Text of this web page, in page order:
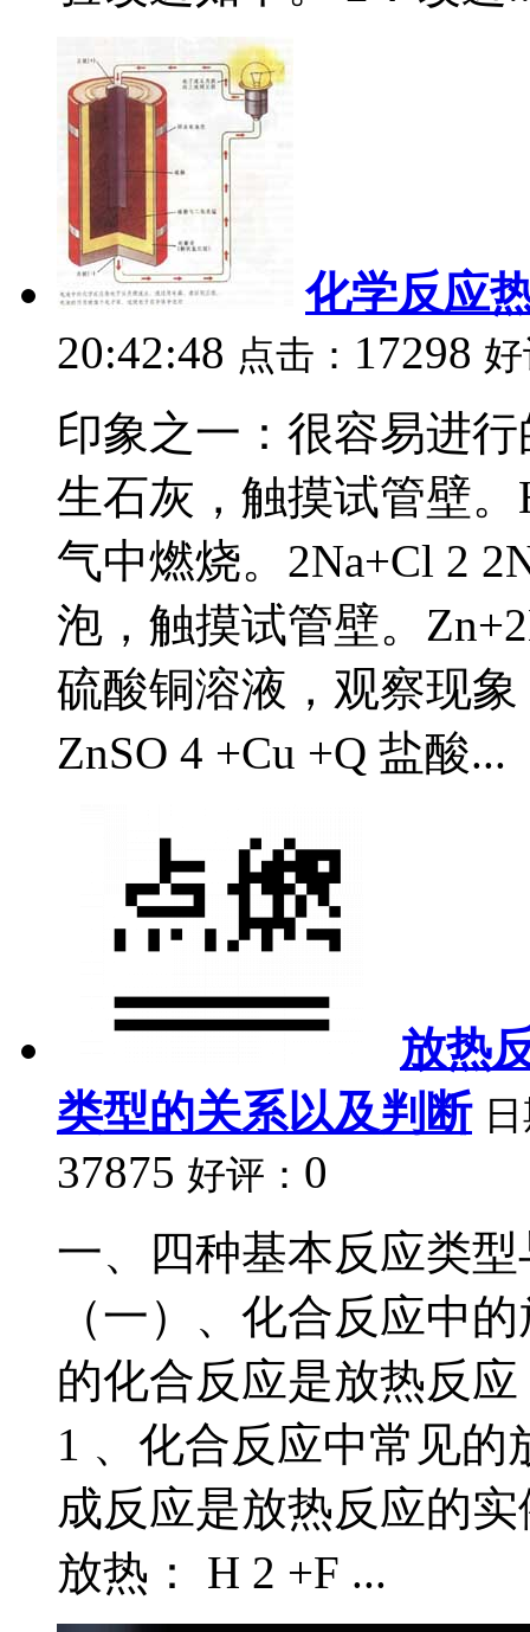
化学反应
20:42:48 点击： 17298
印象之一：很容易进
生石灰，触摸试管壁。
气中燃烧。2Na+Cl 2
泡，触摸试管壁。
硫酸铜溶液，观察现
ZnSO 4 +Cu +Q 盐酸...
放热
类型的关系以及判断
37875 好评： 0
一、四种基本反应类
（一）、化合反应中
的化合反应是放热反
1 、化合反应中常见的
成反应是放热反应的
放热： H 2 +F ...